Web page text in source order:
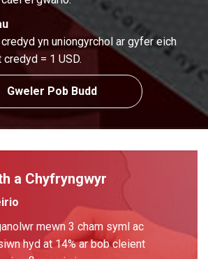
yn uniongyrchol ar gyfer eich
= 1 USD.
Gweler Pob Budd
a Chyfryngwyr
mewn 3 cham syml ac
hyd at 14% ar bob cleient